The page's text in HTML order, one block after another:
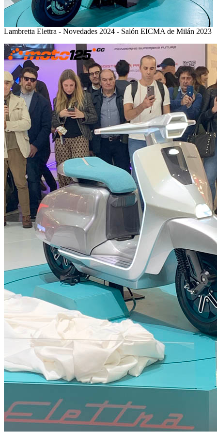
Lambretta Elettra - Novedades 2024 - Salón EICMA de Milán 2023